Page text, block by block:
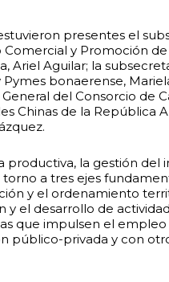
presentes el
Comercial y Promoción
Ariel Aguilar; la
Pymes bonaerense,
del Consorcio de
Chinas de la República
productiva, la gestión del
torno a tres ejes
y el ordenamiento
y el desarrollo de
que impulsen el empleo
público-privada y con